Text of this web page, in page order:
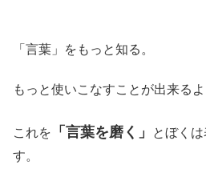
「言葉」をもっと知る。
もっと使いこなすことが出来るよ
これを 「言葉を磨く」
とぼく
す。